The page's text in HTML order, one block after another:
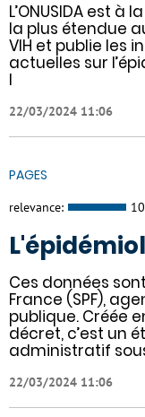
L’ONUSIDA est
la plus étendue
VIH et publie les
actuelles sur
l
22/03/2024 11:06
PAGES
relevance:
Ces données
France (SPF),
publique. Créée
décret, c’est un
administratif
22/03/2024 11:06